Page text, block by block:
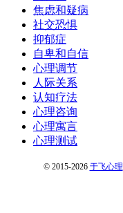
焦虑和疑病
社交恐惧
抑郁症
自卑和自信
心理调节
人际关系
认知疗法
心理咨询
心理寓言
心理测试
© 2015-2026 于飞心理